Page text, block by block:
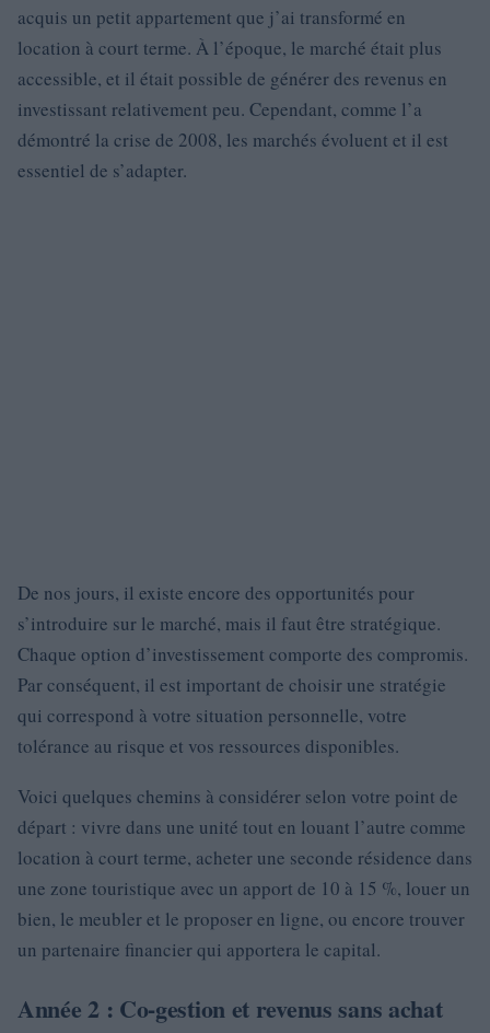
acquis un petit appartement que j’ai transformé en
location à court terme. À l’époque, le marché était plus
accessible, et il était possible de générer des revenus en
investissant relativement peu. Cependant, comme l’a
démontré la crise de 2008, les marchés évoluent et il est
essentiel de s’adapter.
De nos jours, il existe encore des opportunités pour
s’introduire sur le marché, mais il faut être stratégique.
Chaque option d’investissement comporte des compromis.
Par conséquent, il est important de choisir une stratégie
qui correspond à votre situation personnelle, votre
tolérance au risque et vos ressources disponibles.
Voici quelques chemins à considérer selon votre point de
départ : vivre dans une unité tout en louant l’autre comme
location à court terme, acheter une seconde résidence dans
une zone touristique avec un apport de 10 à 15 %, louer un
bien, le meubler et le proposer en ligne, ou encore trouver
un partenaire financier qui apportera le capital.
Année 2 : Co-gestion et revenus sans achat